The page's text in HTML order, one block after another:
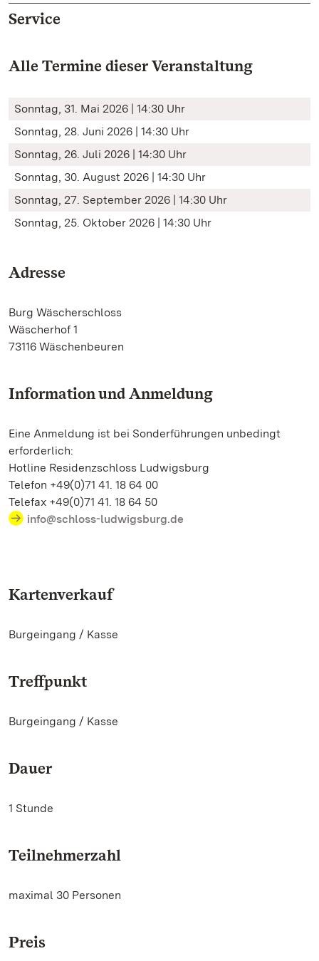
Service
Alle Termine dieser Veranstaltung
Sonntag, 31. Mai 2026 | 14:30 Uhr
Sonntag, 28. Juni 2026 | 14:30 Uhr
Sonntag, 26. Juli 2026 | 14:30 Uhr
Sonntag, 30. August 2026 | 14:30 Uhr
Sonntag, 27. September 2026 | 14:30 Uhr
Sonntag, 25. Oktober 2026 | 14:30 Uhr
Adresse
Burg Wäscherschloss
Wäscherhof 1
73116 Wäschenbeuren
Information und Anmeldung
Eine Anmeldung ist bei Sonderführungen unbedingt
erforderlich:
Hotline Residenzschloss Ludwigsburg
Telefon +49(0)71 41. 18 64 00
Telefax +49(0)71 41. 18 64 50
info@schloss-ludwigsburg.de
Kartenverkauf
Burgeingang / Kasse
Treffpunkt
Burgeingang / Kasse
Dauer
1 Stunde
Teilnehmerzahl
maximal 30 Personen
Preis